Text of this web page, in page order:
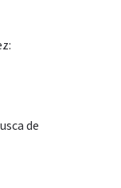
de